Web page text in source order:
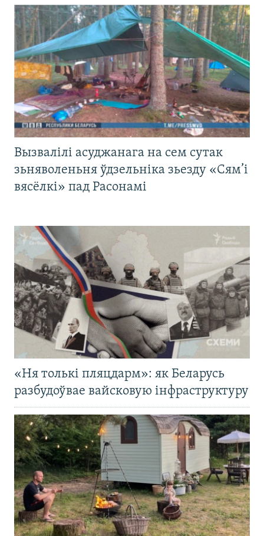
Вызвалілі асуджанага на сем сутак
зьняволеньня ўдзельніка зьезду «Сям’і
вясёлкі» пад Расонамі
«Ня толькі пляцдарм»: як Беларусь
разбудоўвае вайсковую інфраструктуру